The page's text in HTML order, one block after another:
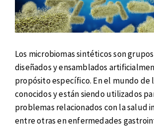
Los microbiomas sintéticos son
diseñados y ensamblados
propósito específico. En el mundo de
conocidos y están siendo utilizados
problemas relacionados con la salud
entre otras en enfermedades